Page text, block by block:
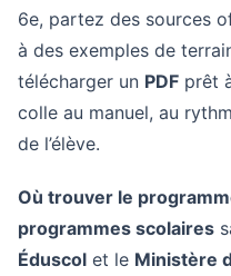
6e, partez des sources
à des exemples de
télécharger un PDF prêt
colle au manuel, au
de l’élève.
Où trouver le
programmes scolaires
Éduscol et le Ministère